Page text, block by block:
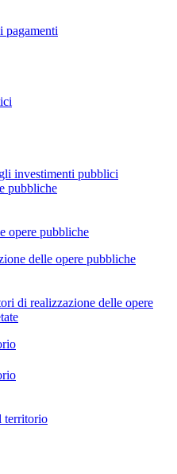
pagamenti
investimenti pubblici
pubbliche
opere pubbliche
delle opere pubbliche
di realizzazione delle opere
territorio